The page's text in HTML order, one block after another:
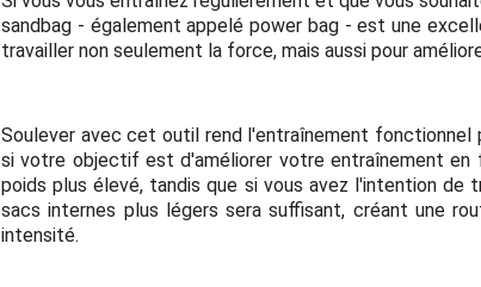
sandbag - également appelé power bag - est une
travailler non seulement la force, mais aussi pour
Soulever avec cet outil rend l'entraînement
si votre objectif est d'améliorer votre entraînement en
poids plus élevé, tandis que si vous avez l'intention de
sacs internes plus légers sera suffisant, créant une
intensité.